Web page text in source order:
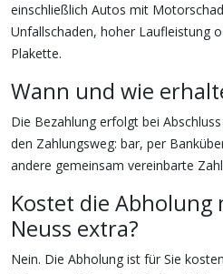
einschließlich Autos mit
Unfallschaden, hoher Laufleistung
Plakette.
Wann und wie
Die Bezahlung erfolgt bei
den Zahlungsweg: bar, per
andere gemeinsam vereinbarte
Kostet die Abholung
Neuss extra?
Nein. Die Abholung ist für Sie